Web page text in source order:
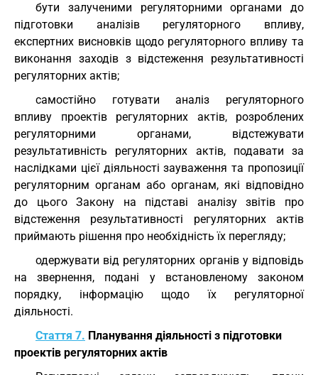
бути залученими регуляторними органами до
підготовки аналізів регуляторного впливу,
експертних висновків щодо регуляторного впливу та
виконання заходів з відстеження результативності
регуляторних актів;
самостійно готувати аналіз регуляторного
впливу проектів регуляторних актів, розроблених
регуляторними органами, відстежувати
результативність регуляторних актів, подавати за
наслідками цієї діяльності зауваження та пропозиції
регуляторним органам або органам, які відповідно
до цього Закону на підставі аналізу звітів про
відстеження результативності регуляторних актів
приймають рішення про необхідність їх перегляду;
одержувати від регуляторних органів у відповідь
на звернення, подані у встановленому законом
порядку, інформацію щодо їх регуляторної
діяльності.
Стаття 7. Планування діяльності з підготовки
проектів регуляторних актів